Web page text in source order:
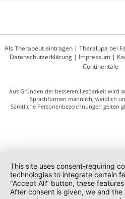
Als Therapeut eintragen | Theralupa bei
Datenschutzerklärung| Impressum|
Continentale
Aus Gründen der besseren Lesbarkeit wird
Sprachformen männlich, weiblich
Sämtliche Personenbezeichnungen gelten
This site uses consent-requiring
technologies to integrate certain
"Accept All" button, these
After consent is given, we and